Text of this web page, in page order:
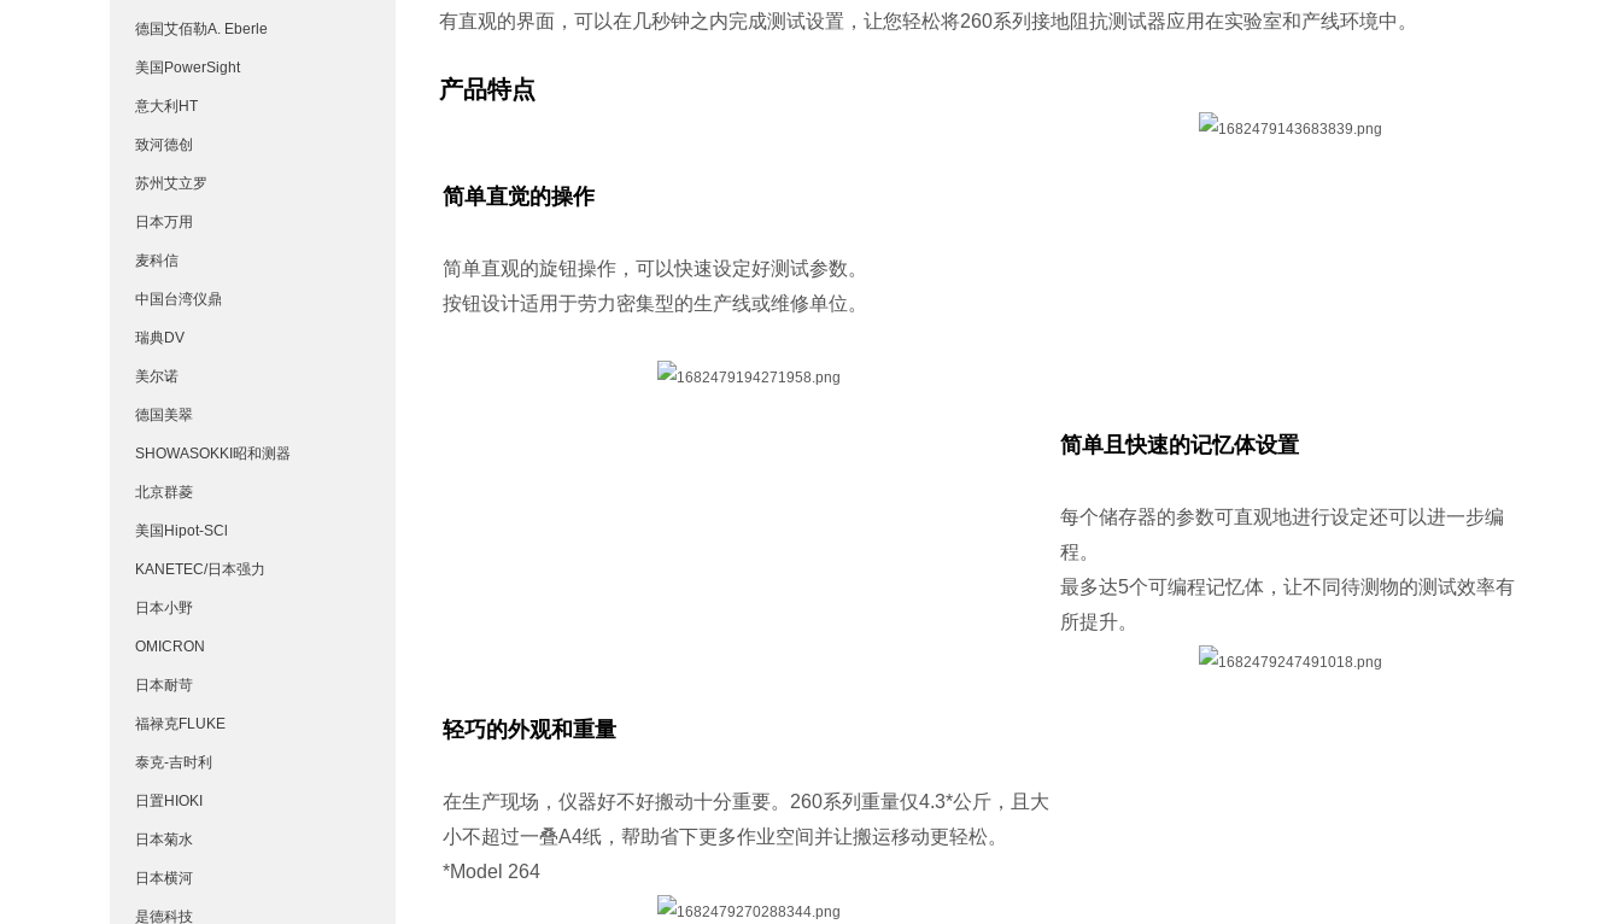
德国艾佰勒A. Eberle
美国PowerSight
意大利HT
致河德创
苏州艾立罗
日本万用
麦科信
中国台湾仪鼎
瑞典DV
美尔诺
德国美翠
SHOWASOKKI昭和测器
北京群菱
美国Hipot-SCl
KANETEC/日本强力
日本小野
OMICRON
日本耐苛
福禄克FLUKE
泰克-吉时利
日置HIOKI
日本菊水
日本横河
是德科技
有直观的界面，可以在几秒钟之内完成测试设置，让您轻松将260系列接地阻抗测试器应用在实验室和产线环境中。
产品特点
简单直觉的操作
简单直观的旋钮操作，可以快速设定好测试参数。
按钮设计适用于劳力密集型的生产线或维修单位。
简单且快速的记忆体设置
每个储存器的参数可直观地进行设定还可以进一步编
程。
最多达5个可编程记忆体，让不同待测物的测试效率有
所提升。
轻巧的外观和重量
在生产现场，仪器好不好搬动十分重要。260系列重量仅4.3*公斤，且大
小不超过一叠A4纸，帮助省下更多作业空间并让搬运移动更轻松。
*Model 264